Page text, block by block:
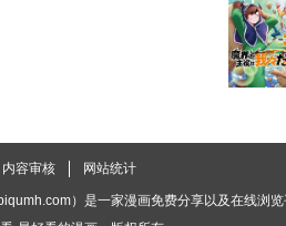
内容审核 网站统计
）是一家漫画免费分享以及在线浏览